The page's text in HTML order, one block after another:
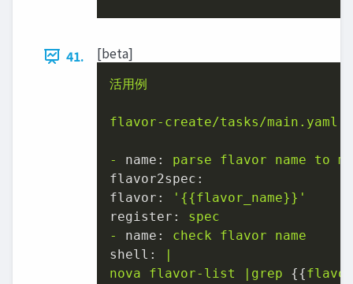
41. [beta]
活用例
flavor-create/tasks/main.yaml
- name: parse flavor name to
flavor2spec:
flavor:
' {{flavor_name}} '
register:
spec
-
name: check flavor
name
shell:
nova
flavor-list |grep {{